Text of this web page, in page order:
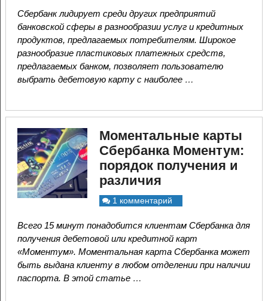
Сбербанк лидирует среди других предприятий
банковской сферы в разнообразии услуг и кредитных
продуктов, предлагаемых потребителям. Широкое
разнообразие пластиковых платежных средств,
предлагаемых банком, позволяет пользователю
выбрать дебетовую карту с наиболее …
Моментальные карты
Сбербанка Моментум:
порядок получения и
различия
1 комментарий
Всего 15 минут понадобится клиентам Сбербанка для
получения дебетовой или кредитной карт
«Моментум». Моментальная карта Сбербанка может
быть выдана клиенту в любом отделении при наличии
паспорта. В этой статье …